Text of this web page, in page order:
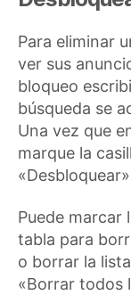
Para eliminar
ver sus
bloqueo
búsqueda se
Una vez que
marque la
Puede marcar
tabla para
o borrar la
«Borrar todos